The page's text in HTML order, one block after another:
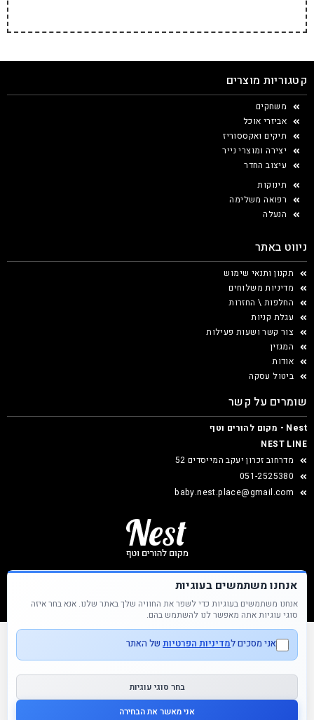
קטגוריות מוצרים
משחקים
אביזרי אוכל
תיקים ואקססוריז
יצירה ומוצרי נייר
עיצוב החדר
תינוקות
רפואה משלימה
הנעלה
ניווט באתר
תקנון ותנאי שימוש
מדיניות משלוחים
החלפות \ החזרות
עגלת קניות
צור קשר ושעות פעילות
המגזין
אודות
ביטול עסקה
שומרים על קשר
Nest - מקום להורים וטף
NEST LINE
מדרחוב זכרון יעקב המייסדים 52
051-2525380
baby.nest.place@gmail.com
Nest &copy כל הזכויות שמורות
אנחנו משתמשים בעוגיות
אנחנו משתמשים בעוגיות כדי לשפר את החוויה שלך באתר שלנו. אנא בחר איזה
סוגי עוגיות אתה מאפשר לנו להשתמש בהם.
אני מסכים למדיניות הפרטיות של האתר
בחר סוגי עוגיות
אני מאשר את הבחירה